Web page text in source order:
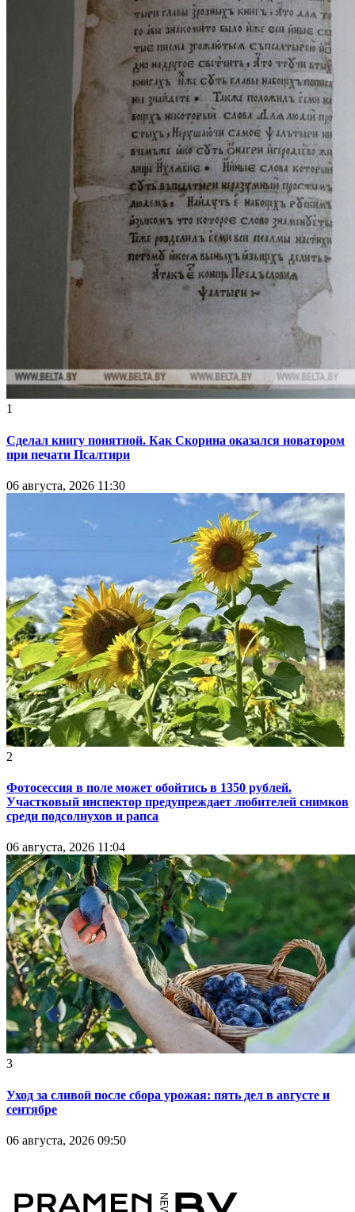
1
Сделал книгу понятной. Как Скорина оказался новатором
при печати Псалтири
06 августа, 2026 11:30
2
Фотосессия в поле может обойтись в 1350 рублей.
Участковый инспектор предупреждает любителей снимков
среди подсолнухов и рапса
06 августа, 2026 11:04
3
Уход за сливой после сбора урожая: пять дел в августе и
сентябре
06 августа, 2026 09:50